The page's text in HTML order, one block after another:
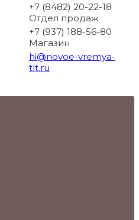
+7 (8482) 20-22-18
Отдел продаж
+7 (937) 188-56-80
Магазин
hi@novoe-vremya-
tlt.ru